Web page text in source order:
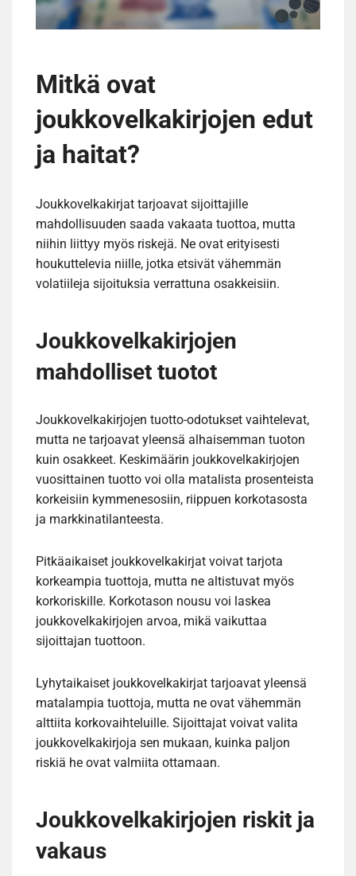
Mitkä ovat
joukkovelkakirjojen edut
ja haitat?
Joukkovelkakirjat tarjoavat sijoittajille
mahdollisuuden saada vakaata tuottoa, mutta
niihin liittyy myös riskejä. Ne ovat erityisesti
houkuttelevia niille, jotka etsivät vähemmän
volatiileja sijoituksia verrattuna osakkeisiin.
Joukkovelkakirjojen
mahdolliset tuotot
Joukkovelkakirjojen tuotto-odotukset vaihtelevat,
mutta ne tarjoavat yleensä alhaisemman tuoton
kuin osakkeet. Keskimäärin joukkovelkakirjojen
vuosittainen tuotto voi olla matalista prosenteista
korkeisiin kymmenesosiin, riippuen korkotasosta
ja markkinatilanteesta.
Pitkäaikaiset joukkovelkakirjat voivat tarjota
korkeampia tuottoja, mutta ne altistuvat myös
korkoriskille. Korkotason nousu voi laskea
joukkovelkakirjojen arvoa, mikä vaikuttaa
sijoittajan tuottoon.
Lyhytaikaiset joukkovelkakirjat tarjoavat yleensä
matalampia tuottoja, mutta ne ovat vähemmän
alttiita korkovaihteluille. Sijoittajat voivat valita
joukkovelkakirjoja sen mukaan, kuinka paljon
riskiä he ovat valmiita ottamaan.
Joukkovelkakirjojen riskit ja
vakaus